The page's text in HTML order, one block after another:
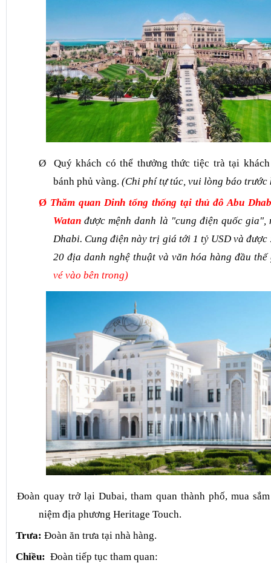
Ø Quý khách có thể thưởng thức tiệc trà tại khách
bánh phủ vàng. (Chi phí tự túc, vui lòng báo trước
Ø Thăm quan Dinh tổng thống tại thủ đô Abu
Watan được mệnh danh là "cung điện quốc gia",
Dhabi. Cung điện này trị giá tới 1 tỷ USD và được
20 địa danh nghệ thuật và văn hóa hàng đầu
vé vào bên trong)
Đoàn quay trở lại Dubai, tham quan thành phố, mua
niệm địa phương Heritage Touch.
Trưa: Đoàn ăn trưa tại nhà hàng.
Chiều: Đoàn tiếp tục tham quan: